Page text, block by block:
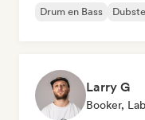
Drum en Bass
Larry G
Booker,